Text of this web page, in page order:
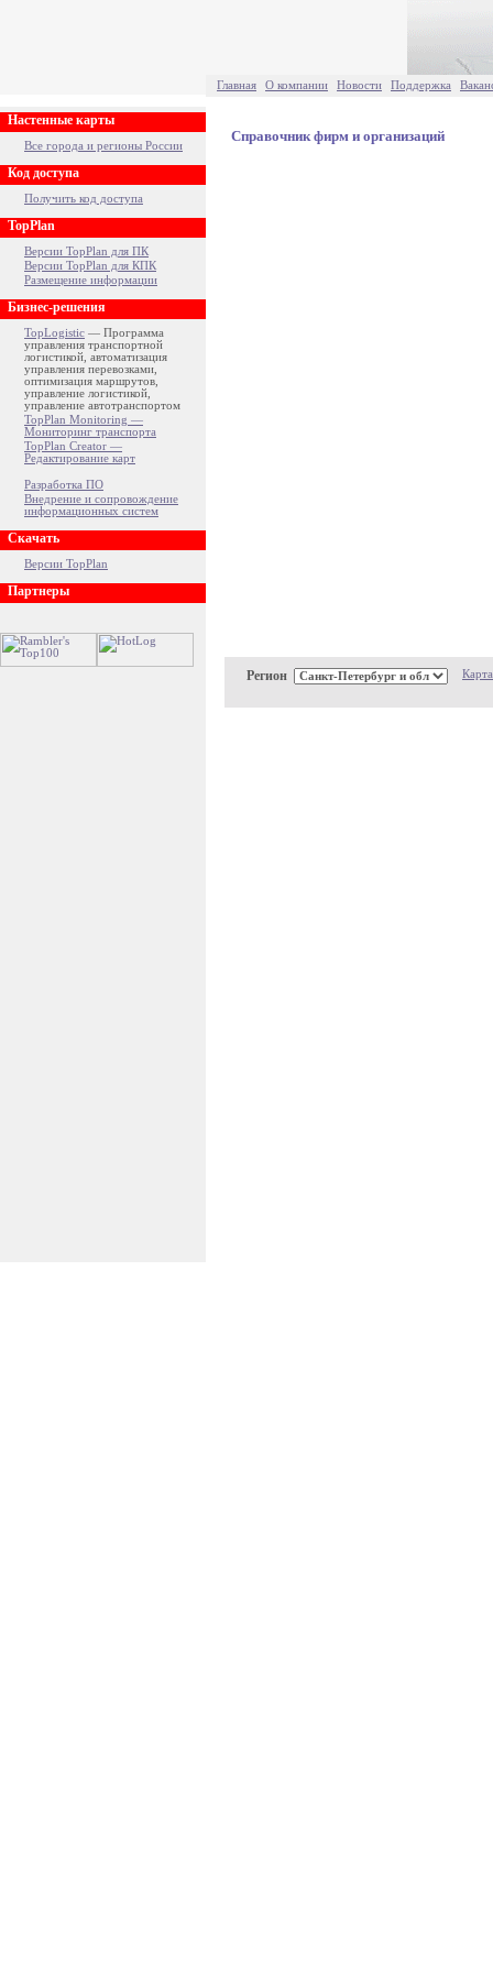
Главная О компании Новости Поддержка
Настенные карты
Все города и регионы России
Код доступа
Получить код доступа
TopPlan
Версии TopPlan для ПК
Версии TopPlan для КПК
Размещение информации
Бизнес-решения
TopLogistic — Программа
управления транспортной
логистикой, автоматизация
управления перевозками,
оптимизация маршрутов,
управление логистикой,
управление автотранспортом
TopPlan Monitoring —
Мониторинг транспорта
TopPlan Creator —
Редактирование карт
Разработка ПО
Внедрение и сопровождение
информационных систем
Скачать
Версии TopPlan
Партнеры
Справочник фирм и организаций
Регион Карта